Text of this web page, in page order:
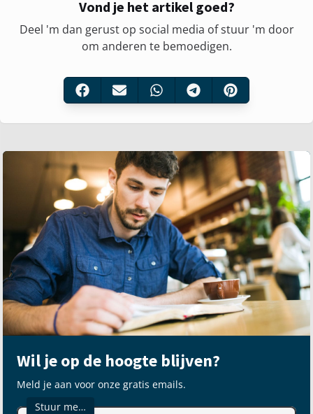
Vond je het artikel goed?
Deel 'm dan gerust op social media of stuur 'm door
om anderen te bemoedigen.
Wil je op de hoogte blijven?
Meld je aan voor onze gratis emails.
Stuur me…